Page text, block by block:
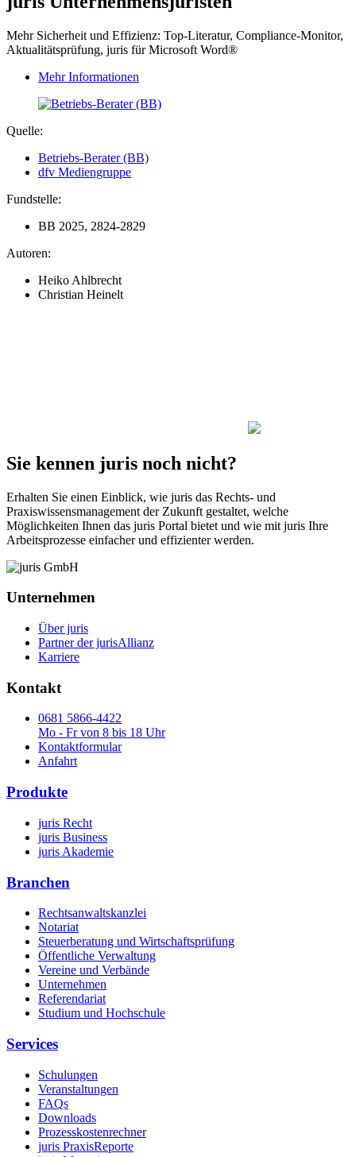
Mehr Sicherheit und Effizienz: Top-Literatur, Compliance-Monitor,
Aktualitätsprüfung, juris für Microsoft Word®
Mehr Informationen
Quelle:
Betriebs-Berater (BB)
dfv Mediengruppe
Fundstelle:
BB 2025, 2824-2829
Autoren:
Heiko Ahlbrecht
Christian Heinelt
Sie kennen juris noch nicht?
Erhalten Sie einen Einblick, wie juris das Rechts- und
Praxiswissensmanagement der Zukunft gestaltet, welche
Möglichkeiten Ihnen das juris Portal bietet und wie mit juris Ihre
Arbeitsprozesse einfacher und effizienter werden.
Unternehmen
Über juris
Partner der jurisAllianz
Karriere
Kontakt
0681 5866-4422
Mo - Fr von 8 bis 18 Uhr
Kontaktformular
Anfahrt
Produkte
juris Recht
juris Business
juris Akademie
Branchen
Rechtsanwaltskanzlei
Notariat
Steuerberatung und Wirtschaftsprüfung
Öffentliche Verwaltung
Vereine und Verbände
Unternehmen
Referendariat
Studium und Hochschule
Services
Schulungen
Veranstaltungen
FAQs
Downloads
Prozesskostenrechner
juris PraxisReporte